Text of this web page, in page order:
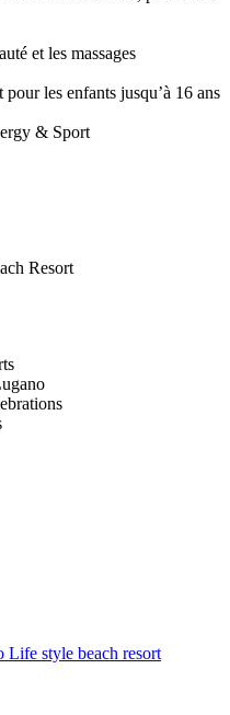
et les massages
les enfants jusqu’à 16 ans
& Sport
Resort
Life style beach resort